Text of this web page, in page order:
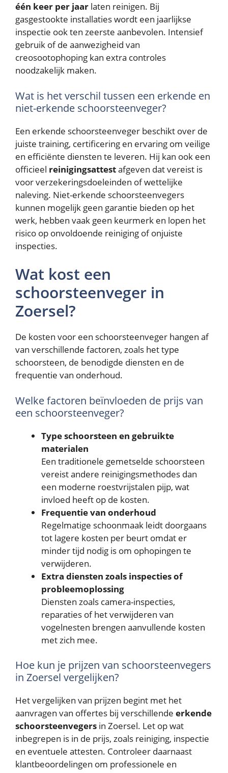
één keer per jaar laten reinigen. Bij
gasgestookte installaties wordt een jaarlijkse
inspectie ook ten zeerste aanbevolen. Intensief
gebruik of de aanwezigheid van
creosootophoping kan extra controles
noodzakelijk maken.
Wat is het verschil tussen een erkende en
niet-erkende schoorsteenveger?
Een erkende schoorsteenveger beschikt over de
juiste training, certificering en ervaring om veilige
en efficiënte diensten te leveren. Hij kan ook een
officieel reinigingsattestafgeven dat vereist is
voor verzekeringsdoeleinden of wettelijke
naleving. Niet-erkende schoorsteenvegers
kunnen mogelijk geen garantie bieden op het
werk, hebben vaak geen keurmerk en lopen het
risico op onvoldoende reiniging of onjuiste
inspecties.
Wat kost een
schoorsteenveger in
Zoersel?
De kosten voor een schoorsteenveger hangen af
van verschillende factoren, zoals het type
schoorsteen, de benodigde diensten en de
frequentie van onderhoud.
Welke factoren beïnvloeden de prijs van
een schoorsteenveger?
Type schoorsteen en gebruikte
materialen
Een traditionele gemetselde schoorsteen
vereist andere reinigingsmethodes dan
een moderne roestvrijstalen pijp, wat
invloed heeft op de kosten.
Frequentie van onderhoud
Regelmatige schoonmaak leidt doorgaans
tot lagere kosten per beurt omdat er
minder tijd nodig is om ophopingen te
verwijderen.
Extra diensten zoals inspecties of
probleemoplossing
Diensten zoals camera-inspecties,
reparaties of het verwijderen van
vogelnesten brengen aanvullende kosten
met zich mee.
Hoe kun je prijzen van schoorsteenvegers
in Zoersel vergelijken?
Het vergelijken van prijzen begint met het
aanvragen van offertes bij verschillende erkende
schoorsteenvegers in Zoersel. Let op wat
inbegrepen is in de prijs, zoals reiniging, inspectie
en eventuele attesten. Controleer daarnaast
klantbeoordelingen om professionele en